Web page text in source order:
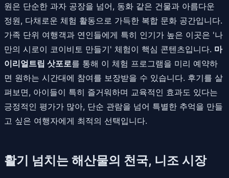
원은 단순한 과자 공장을 넘어, 동화 같은 건물과 아름다운
정원, 다채로운 체험 활동으로 가득한 복합 문화 공간입니다.
가족 단위 여행객과 연인들에게 특히 인기가 높은 이곳은 '나
만의 시로이 코이비토 만들기' 체험이 핵심 콘텐츠입니다. 마
이리얼트립 삿포로를 통해 이 체험 프로그램을 미리 예약하
면 원하는 시간대에 참여를 보장받을 수 있습니다. 후기를 살
펴보면, 아이들이 특히 즐거워하며 교육적인 효과도 있다는
긍정적인 평가가 많아, 단순 관람을 넘어 특별한 추억을 만들
고 싶은 여행자에게 최적의 선택입니다.
활기 넘치는 해산물의 천국, 니조 시장